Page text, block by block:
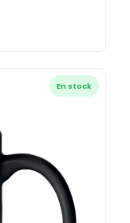
En stock